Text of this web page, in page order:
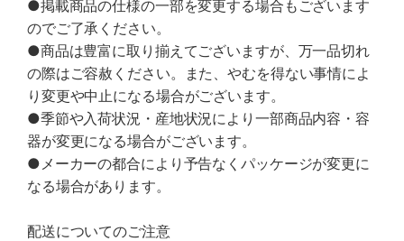
●掲載商品の仕様の一部を変更する場合もございます
のでご了承ください。
●商品は豊富に取り揃えてございますが、万一品切れ
の際はご容赦ください。また、やむを得ない事情によ
り変更や中止になる場合がございます。
●季節や入荷状況・産地状況により一部商品内容・容
器が変更になる場合がございます。
●メーカーの都合により予告なくパッケージが変更に
なる場合があります。
配送についてのご注意